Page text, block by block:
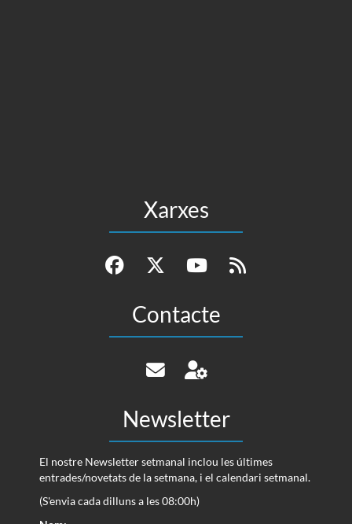
Xarxes
Contacte
Newsletter
El nostre Newsletter setmanal inclou les últimes
entrades/novetats de la setmana, i el calendari setmanal.
(S'envia cada dilluns a les 08:00h)